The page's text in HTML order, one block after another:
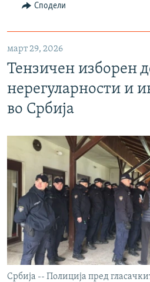
Сподели
март 29, 2026
Тензичен изборен
нерегуларности и
во Србија
Србија -- Полиција пред